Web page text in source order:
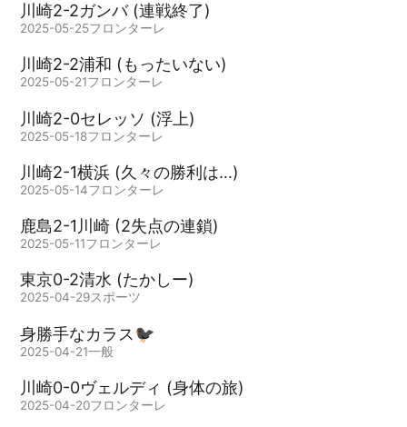
川崎2-2ガンバ (連戦終了)
2025-05-25フロンターレ
川崎2-2浦和 (もったいない)
2025-05-21フロンターレ
川崎2-0セレッソ (浮上)
2025-05-18フロンターレ
川崎2-1横浜 (久々の勝利は…)
2025-05-14フロンターレ
鹿島2-1川崎 (2失点の連鎖)
2025-05-11フロンターレ
東京0-2清水 (たかしー)
2025-04-29スポーツ
身勝手なカラス🐦‍⬛
2025-04-21一般
川崎0-0ヴェルディ (身体の旅)
2025-04-20フロンターレ